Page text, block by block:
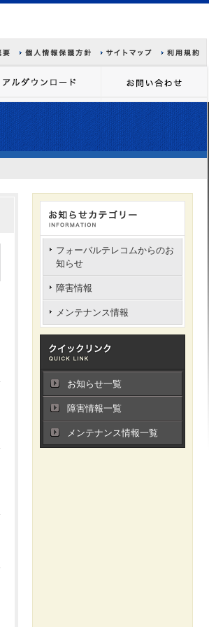
フォーバルテレコムからのお
知らせ
障害情報
メンテナンス情報
お知らせ一覧
障害情報一覧
メンテナンス情報一覧